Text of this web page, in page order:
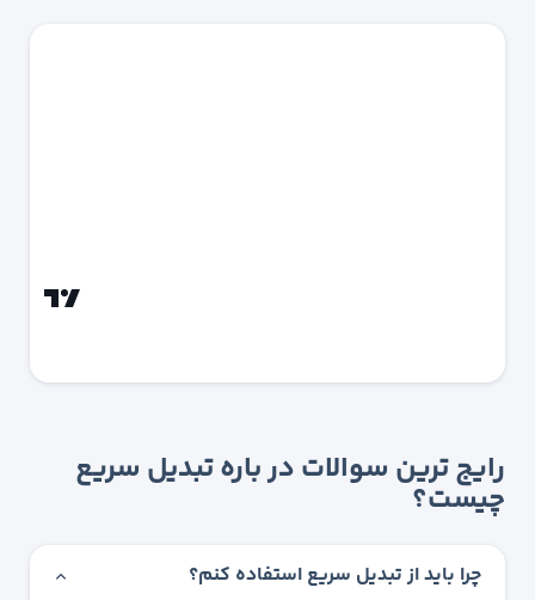
رایج ترین سوالات در باره تبدیل سریع
چیست؟
چرا باید از تبدیل سریع استفاده کنم؟